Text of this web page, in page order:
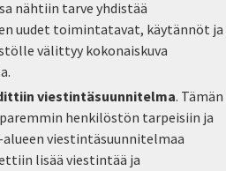
nähtiin tarve yhdistää
uudet toimintatavat, käytännöt ja
välittyy kokonaiskuva
viestintäsuunnitelma. Tämän
henkilöstön tarpeisiin ja
viestintäsuunnitelmaa
lisää viestintää ja